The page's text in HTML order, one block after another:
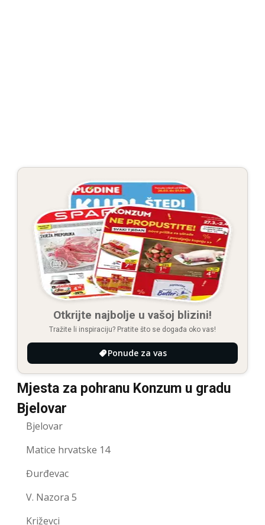
Otkrijte najbolje u vašoj blizini!
Tražite li inspiraciju? Pratite što se događa oko vas!
Ponude za vas
Mjesta za pohranu Konzum u gradu
Bjelovar
Bjelovar
Matice hrvatske 14
Đurđevac
V. Nazora 5
Križevci